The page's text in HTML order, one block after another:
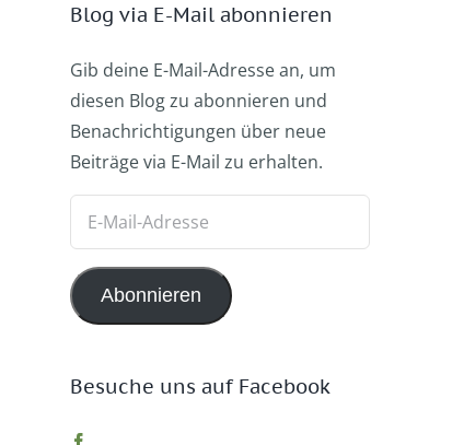
Blog via E-Mail abonnieren
Gib deine E-Mail-Adresse an, um
diesen Blog zu abonnieren und
Benachrichtigungen über neue
Beiträge via E-Mail zu erhalten.
Adresse
Abonnieren
Besuche uns auf Facebook